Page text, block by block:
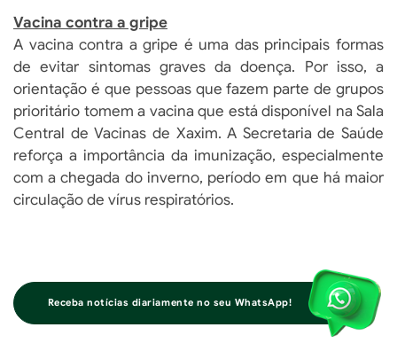
Vacina contra a gripe
A vacina contra a gripe é uma das principais formas
de evitar sintomas graves da doença. Por isso, a
orientação é que pessoas que fazem parte de grupos
prioritário tomem a vacina que está disponível na Sala
Central de Vacinas de Xaxim. A Secretaria de Saúde
reforça a importância da imunização, especialmente
com a chegada do inverno, período em que há maior
circulação de vírus respiratórios.
Receba notícias diariamente no seu WhatsApp!